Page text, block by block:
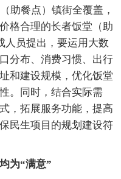
助餐点）镇街全覆盖，
格合理的长者饭堂（助
人员提出，要运用大数
分布、消费习惯、出行
和建设规模，优化饭堂
。同时，结合实际需
，拓展服务功能，提高
民生项目的规划建设符
为“满意”